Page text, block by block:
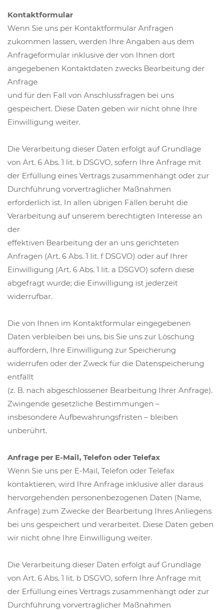
Kontaktformular
Wenn Sie uns per Kontaktformular Anfragen
zukommen lassen, werden Ihre Angaben aus dem
Anfrageformular inklusive der von Ihnen dort
angegebenen Kontaktdaten zwecks Bearbeitung der
Anfrage
und für den Fall von Anschlussfragen bei uns
gespeichert. Diese Daten geben wir nicht ohne Ihre
Einwilligung weiter.
Die Verarbeitung dieser Daten erfolgt auf Grundlage
von Art. 6 Abs. 1 lit. b DSGVO, sofern Ihre Anfrage mit
der Erfüllung eines Vertrags zusammenhängt oder zur
Durchführung vorvertraglicher Maßnahmen
erforderlich ist. In allen übrigen Fällen beruht die
Verarbeitung auf unserem berechtigten Interesse an
der
effektiven Bearbeitung der an uns gerichteten
Anfragen (Art. 6 Abs. 1 lit. f DSGVO) oder auf Ihrer
Einwilligung (Art. 6 Abs. 1 lit. a DSGVO) sofern diese
abgefragt wurde; die Einwilligung ist jederzeit
widerrufbar.
Die von Ihnen im Kontaktformular eingegebenen
Daten verbleiben bei uns, bis Sie uns zur Löschung
auffordern, Ihre Einwilligung zur Speicherung
widerrufen oder der Zweck für die Datenspeicherung
entfällt
(z. B. nach abgeschlossener Bearbeitung Ihrer Anfrage).
Zwingende gesetzliche Bestimmungen –
insbesondere Aufbewahrungsfristen – bleiben
unberührt.
Anfrage per E-Mail, Telefon oder Telefax
Wenn Sie uns per E-Mail, Telefon oder Telefax
kontaktieren, wird Ihre Anfrage inklusive aller daraus
hervorgehenden personenbezogenen Daten (Name,
Anfrage) zum Zwecke der Bearbeitung Ihres Anliegens
bei uns gespeichert und verarbeitet. Diese Daten geben
wir nicht ohne Ihre Einwilligung weiter.
Die Verarbeitung dieser Daten erfolgt auf Grundlage
von Art. 6 Abs. 1 lit. b DSGVO, sofern Ihre Anfrage mit
der Erfüllung eines Vertrags zusammenhängt oder zur
Durchführung vorvertraglicher Maßnahmen